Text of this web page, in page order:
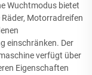
Wuchtmodus bietet
Motorradreifen
einschränken. Der
verfügt über
Eigenschaften